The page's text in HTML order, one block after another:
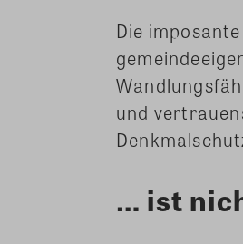
Die
und
… ist